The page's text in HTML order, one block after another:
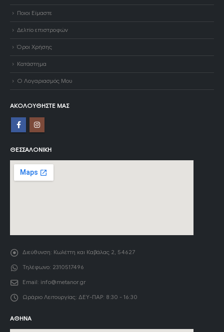
Ποιοι Είμαστε
Δελτίο επιστροφών
Όροι Χρήσης
Κατάστημα
Ο Λογαριασμός Μου
ΑΚΟΛΟΥΘΉΣΤΕ ΜΑΣ
ΘΕΣΣΑΛΟΝΊΚΗ
Διεύθυνση: Κωλέττη και Καβάλας 2, 54627
Τηλέφωνο: 2310517496
Email: info@metanor.gr
Ωράριο Λειτουργίας: ΔΕΥ-ΠΑΡ: 8:30 - 16:30
ΑΘΉΝΑ